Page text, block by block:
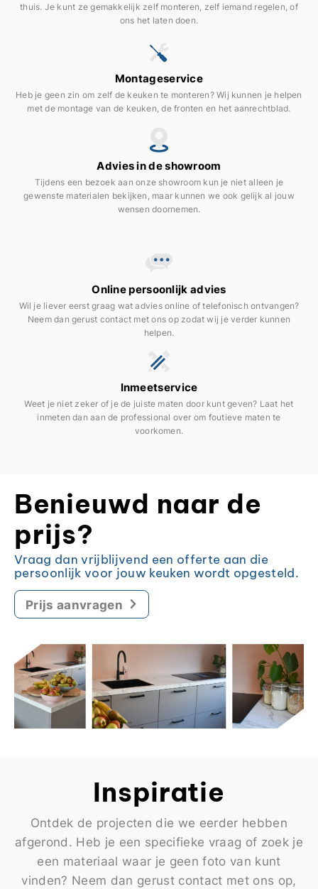
thuis. Je kunt ze gemakkelijk zelf monteren, zelf iemand regelen, of
ons het laten doen.
Montageservice
Heb je geen zin om zelf de keuken te monteren? Wij kunnen je helpen
met de montage van de keuken, de fronten en het aanrechtblad.
Advies in de showroom
Tijdens een bezoek aan onze showroom kun je niet alleen je
gewenste materialen bekijken, maar kunnen we ook gelijk al jouw
wensen doornemen.
Online persoonlijk advies
Wil je liever eerst graag wat advies online of telefonisch ontvangen?
Neem dan gerust contact met ons op zodat wij je verder kunnen
helpen.
Inmeetservice
Weet je niet zeker of je de juiste maten door kunt geven? Laat het
inmeten dan aan de professional over om foutieve maten te
voorkomen.
Benieuwd naar de
prijs?
Vraag dan vrijblijvend een offerte aan die
persoonlijk voor jouw keuken wordt opgesteld.
Prijs aanvragen
Inspiratie
Ontdek de projecten die we eerder hebben
afgerond. Heb je een specifieke vraag of zoek je
een materiaal waar je geen foto van kunt
vinden? Neem dan gerust contact met ons op,